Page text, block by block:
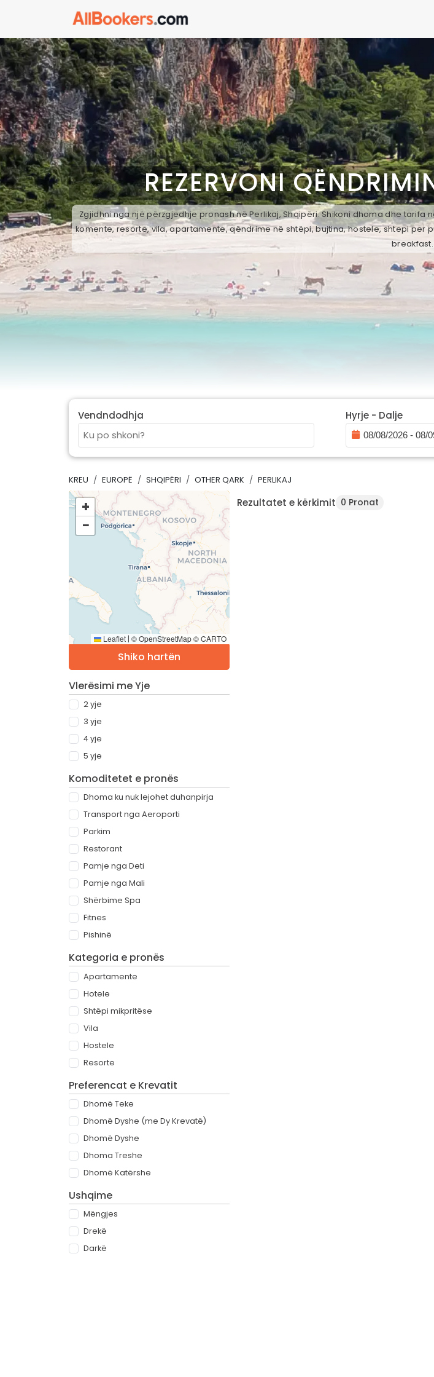
REZERVONI
Zgjidhni nga një përzgjedhje pronash në Perlikaj, Shqipëri. Shikoni dhoma dhe
komente, resorte, vila, apartamente, qëndrime në shtëpi, bujtina, hostele, shtepi
breakfast.
Vendndodhja Hyrje - Dalje
KREU EUROPË SHQIPËRI OTHER QARK PERLIKAJ
+
−
Leaflet | © OpenStreetMap © CARTO
Shiko hartën
Vlerësimi me Yje
2 yje
3 yje
4 yje
5 yje
Komoditetet e pronës
Dhoma ku nuk lejohet duhanpirja
Transport nga Aeroporti
Parkim
Restorant
Pamje nga Deti
Pamje nga Mali
Shërbime Spa
Fitnes
Pishinë
Kategoria e pronës
Apartamente
Hotele
Shtëpi mikpritëse
Vila
Hostele
Resorte
Preferencat e Krevatit
Dhomë Teke
Dhomë Dyshe (me Dy Krevatë)
Dhomë Dyshe
Dhoma Treshe
Dhomë Katërshe
Ushqime
Mëngjes
Drekë
Darkë
Rezultatet e kërkimit 0 Pronat